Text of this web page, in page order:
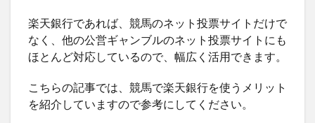
楽天銀行であれば、競馬のネット投票サイトだけで
なく、他の公営ギャンブルのネット投票サイトにも
ほとんど対応しているので、幅広く活用できます。
こちらの記事では、競馬で楽天銀行を使うメリット
を紹介していますので参考にしてください。